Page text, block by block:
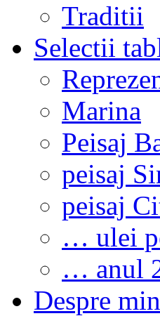
Traditii
Selectii
Marina
Peisaj
peisaj
peisaj
… ulei
… anul
Despre